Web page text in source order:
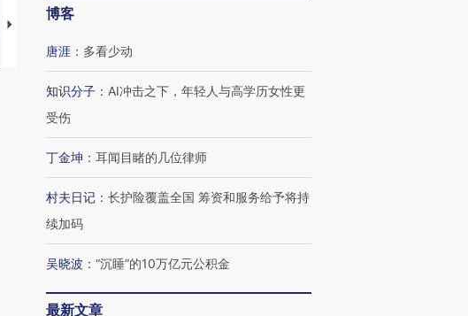
【推广】走进第四届链博
博客
唐涯 ： 多看少动
知识分子 ： AI冲击之下，年轻人与高学历女性更
受伤
丁金坤 ： 耳闻目睹的几位律师
村夫日记 ： 长护险覆盖全国 筹资和服务给予将持
续加码
吴晓波 ： “沉睡”的10万亿元公积金
最新文章